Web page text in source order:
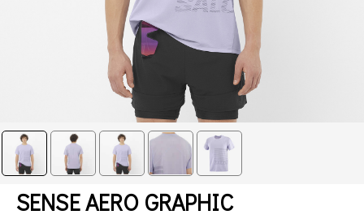
SENSE AERO GRAPHIC